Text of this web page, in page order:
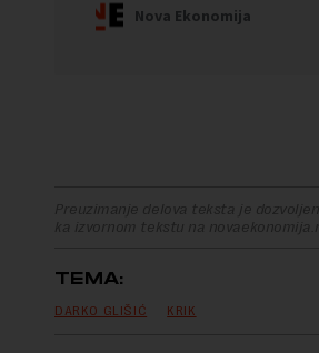
Preuzimanje delova teksta je
ka izvornom tekstu na novaekonomija.rs
TEMA:
DARKO GLIŠIĆ KRIK